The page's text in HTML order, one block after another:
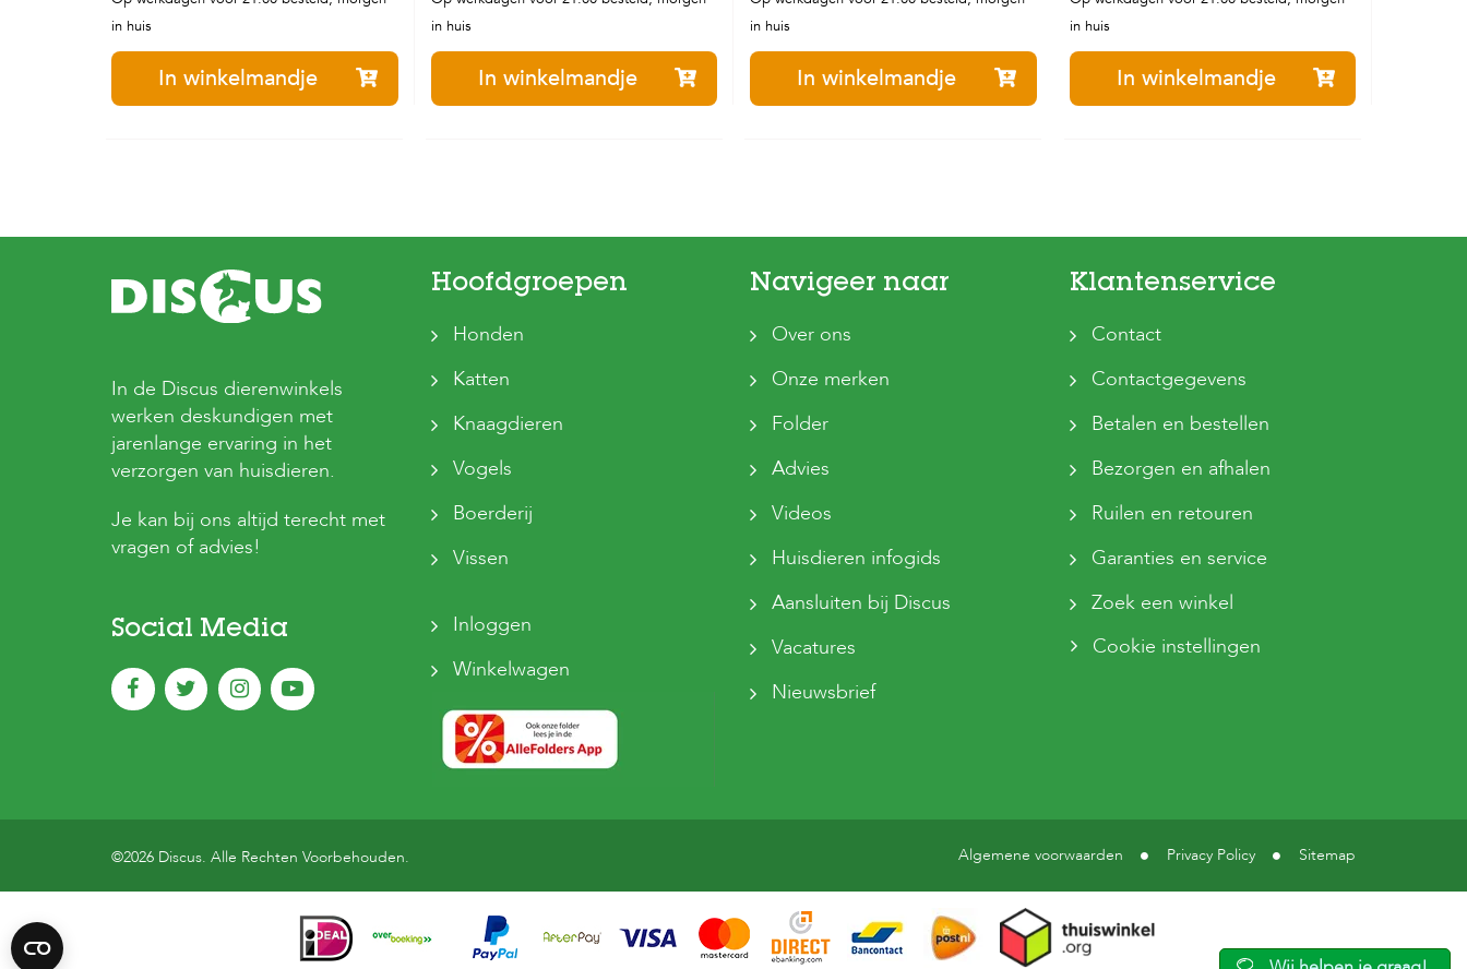
in huis
In winkelmandje
in huis
In winkelmandje
in huis
In winkelmandje
in huis
In winkelmandje
In de Discus dierenwinkels
werken deskundigen met
jarenlange ervaring in het
verzorgen van huisdieren.
Je kan bij ons altijd terecht met
vragen of advies!
Social Media
Hoofdgroepen
Honden
Katten
Knaagdieren
Vogels
Boerderij
Vissen
Inloggen
Winkelwagen
Navigeer naar
Over ons
Onze merken
Folder
Advies
Videos
Huisdieren infogids
Aansluiten bij Discus
Vacatures
Nieuwsbrief
Klantenservice
Contact
Contactgegevens
Betalen en bestellen
Bezorgen en afhalen
Ruilen en retouren
Garanties en service
Zoek een winkel
Cookie instellingen
©2026 Discus. Alle Rechten Voorbehouden. Algemene voorwaarden Privacy Policy Sitemap